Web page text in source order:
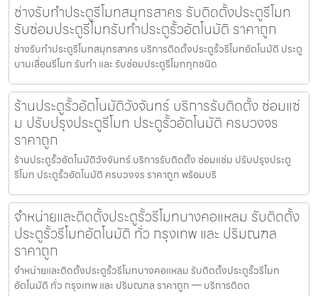
ช่างรับทำประตูรีโมทสมุทรสาคร รับติดตั้งประตูรีโมท
รับซ่อมประตูรีโมทรับทำประตูรั้วอัตโนมัติ ราคาถูก
ช่างรับทำประตูรีโมทสมุทรสาคร บริการติดตั้งประตูรั้วรีโมทอัตโนมัติ ประตู
บานเลื่อนรีโมท รับทำ และ รับซ่อมประตูรีโมททุกชนิด
ร้านประตูรั้วอัตโนมัติวังจันทร์ บริการรับติดตั้ง ซ่อมแซ่
ม ปรับปรุงประตูรีโมท ประตูรั้วอัตโนมัติ ครบวงจร
ราคาถูก
ร้านประตูรั้วอัตโนมัติวังจันทร์ บริการรับติดตั้ง ซ่อมแซ่ม ปรับปรุงประตู
รีโมท ประตูรั้วอัตโนมัติ ครบวงจร ราคาถูก พร้อมบริ
จำหน่ายและติดตั้งประตูรั้วรีโมทบางคอแหลม รับติดตั้ง
ประตูรั้วรีโมทอัตโนมัติ ทั่ว กรุงเทพ และ ปริมณฑล
ราคาถูก
จำหน่ายและติดตั้งประตูรั้วรีโมทบางคอแหลม รับติดตั้งประตูรั้วรีโมท
อัตโนมัติ ทั่ว กรุงเทพ และ ปริมณฑล ราคาถูก — บริการติดต